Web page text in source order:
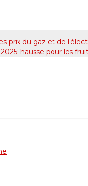
prix du gaz et de
hausse pour les